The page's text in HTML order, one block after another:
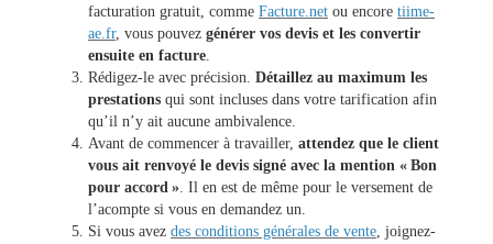
facturation gratuit, comme Facture.net ou encore tiime-
ae.fr, vous pouvez générer vos devis et les convertir
ensuite en facture.
Rédigez-le avec précision. Détaillez au maximum les
prestations qui sont incluses dans votre tarification afin
qu’il n’y ait aucune ambivalence.
Avant de commencer à travailler, attendez que le client
vous ait renvoyé le devis signé avec la mention « Bon
pour accord ». Il en est de même pour le versement de
l’acompte si vous en demandez un.
Si vous avez des conditions générales de vente, joignez-